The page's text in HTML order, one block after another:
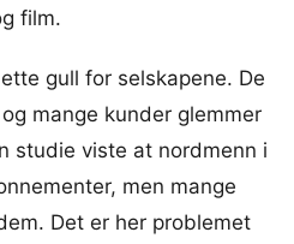
film.
gull for selskapene. De
mange kunder glemmer
studie viste at nordmenn i
men mange
Det er her problemet